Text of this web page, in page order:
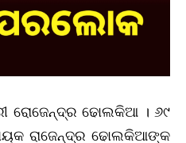
ରୋଜେନ୍ଦ୍ର ଢୋଲକିଆ । ୬୯
ରାଜେନ୍ଦ୍ର ଢୋଲକିଆଙ୍କ